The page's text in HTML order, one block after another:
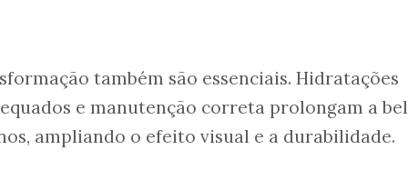
também são essenciais. Hidratações
e manutenção correta prolongam a
ampliando o efeito visual e a durabilidade.